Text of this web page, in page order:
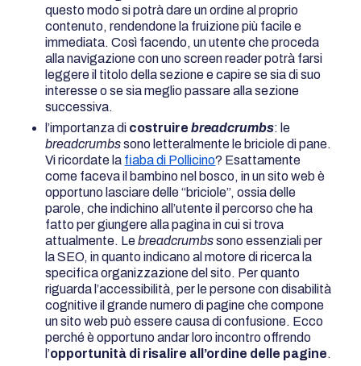
questo modo si potrà dare un ordine al proprio
contenuto, rendendone la fruizione più facile e
immediata. Così facendo, un utente che proceda
alla navigazione con uno screen reader potrà farsi
leggere il titolo della sezione e capire se sia di suo
interesse o se sia meglio passare alla sezione
successiva.
l’importanza di costruirebreadcrumbs: le
breadcrumbssono letteralmente le briciole di pane.
Vi ricordate la fiaba di Pollicino? Esattamente
come faceva il bambino nel bosco, in un sito web è
opportuno lasciare delle “briciole”, ossia delle
parole, che indichino all’utente il percorso che ha
fatto per giungere alla pagina in cui si trova
attualmente. Lebreadcrumbssono essenziali per
la SEO, in quanto indicano al motore di ricerca la
specifica organizzazione del sito. Per quanto
riguarda l’accessibilità, per le persone con disabilità
cognitive il grande numero di pagine che compone
un sito web può essere causa di confusione. Ecco
perché è opportuno andar loro incontro offrendo
l’opportunità di risalire all’ordine delle pagine.